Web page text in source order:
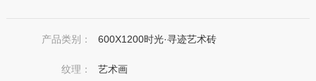
产品类别： 600X1200时光·寻迹艺术砖
纹理： 艺术画